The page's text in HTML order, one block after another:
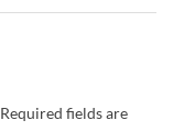
Required fields are